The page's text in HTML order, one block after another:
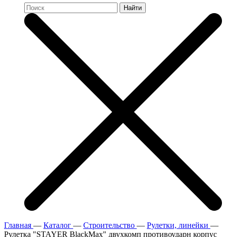
Найти
Главная — Каталог — Строительство — Рулетки, линейки —
Рулетка "STAYER BlackMax" двухкомп противоударн корпус